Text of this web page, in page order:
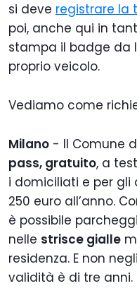
si deve registrare la
poi, anche qui in
stampa il badge da
proprio veicolo.
Vediamo come
Milano - Il Comune
pass, gratuito, a
i domiciliati e per
250 euro all’anno.
è possibile
nelle strisce gialle
residenza. E non
validità è di tre anni.